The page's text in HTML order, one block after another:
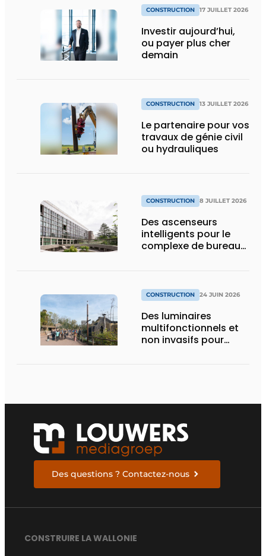
CONSTRUCTION 17 JUILLET 2026
Investir aujourd’hui,
ou payer plus cher
demain
CONSTRUCTION 13 JUILLET 2026
Le partenaire pour vos
travaux de génie civil
ou hydrauliques
CONSTRUCTION 8 JUILLET 2026
Des ascenseurs
intelligents pour le
complexe de bureaux
CONSTRUCTION 24 JUIN 2026
Des luminaires
multifonctionnels et
non invasifs pour
Des questions ? Contactez-nous
CONSTRUIRE LA WALLONIE